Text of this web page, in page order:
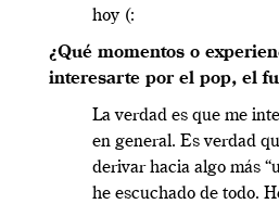
hoy (:
¿Qué momentos o
interesarte por el pop, el
La verdad es que me
en general. Es verdad
derivar hacia algo más
he escuchado de todo.